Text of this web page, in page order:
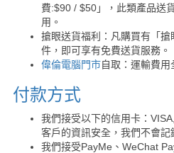
費:$90 / $50」，此類產品送
用。
搶眼送貨福利：凡購買有「
件，即可享有免費送貨服務。
偉倫電腦門市自取：運輸費用
付款方式
我們接受以下的信用卡：
客戶的資訊安全，我們不會記
我們接受PayMe、WeChat